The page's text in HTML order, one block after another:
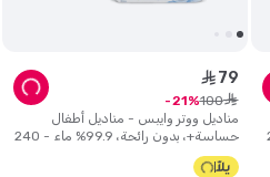
مناديل ووتر وايبس - مناديل أطفال
حساسة+، بدون رائحة، 99.9% ماء - 240
منديل
ê 79
ê
100
21